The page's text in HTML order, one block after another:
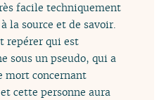
facile techniquement
la source et de savoir.
repérer qui est
sous un pseudo, qui a
mort concernant
cette personne aura